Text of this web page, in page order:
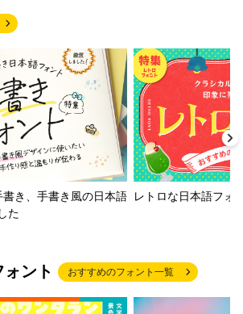
き、手書き風の日本語
た
レトロな日本語フォ
ント おすすめのフォント一覧